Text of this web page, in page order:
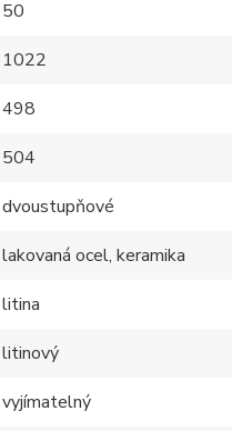
50
1022
498
504
dvoustupňové
lakovaná ocel, keramika
litina
litinový
vyjímatelný